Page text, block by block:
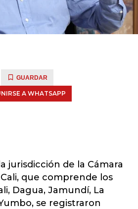
GUARDAR
A WHATSAPP
jurisdicción de la Cámara
que comprende los
Dagua, Jamundí, La
se registraron